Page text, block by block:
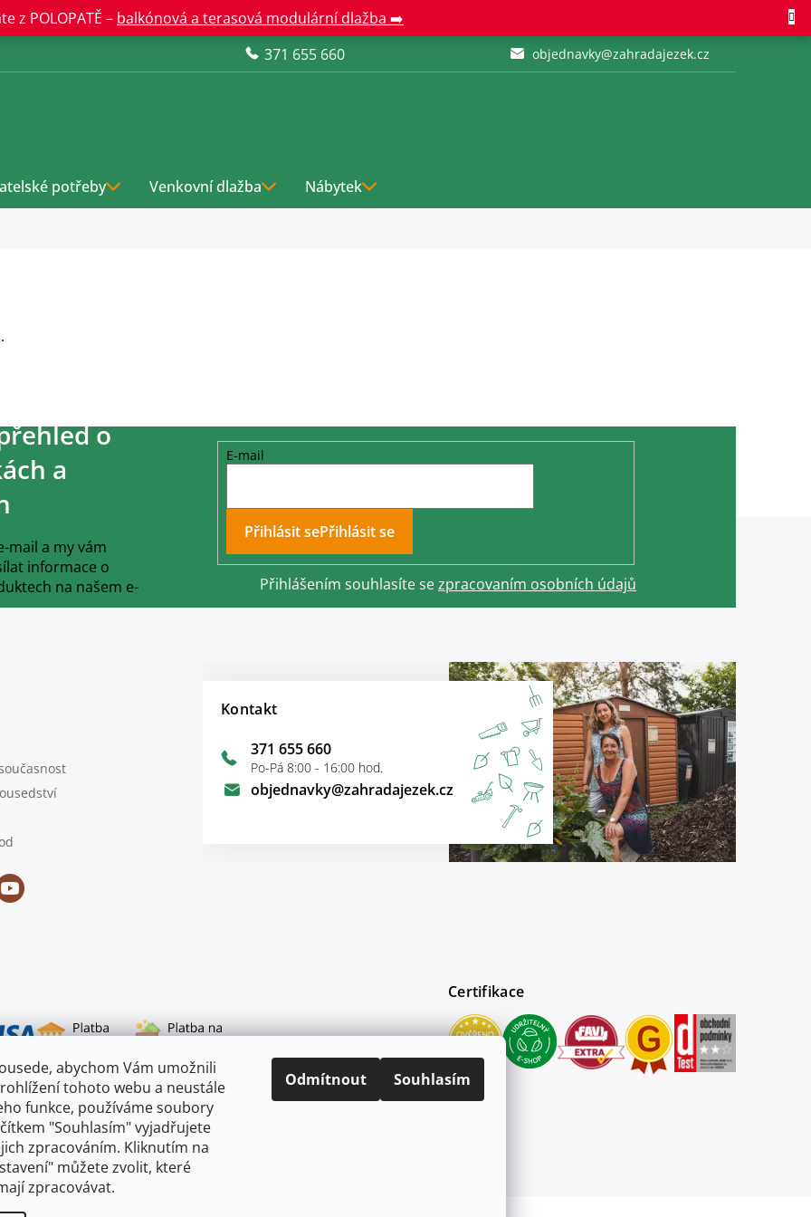
abychom Vám umožnili
tohoto webu a neustále
funkce, používáme soubory
"Souhlasím" vyjadřujete
zpracováním. Kliknutím na
můžete zvolit, které
zpracovávat.
Odmítnout Souhlasím
z POLOPATĚ – balkónová a terasová modulární dlažba ➡️
371 655 660
objednavky@zahradajezek.cz
potřeby Venkovní dlažba Nábytek
o
a
mail a my vám
informace o
na našem e-
E-mail
Přihlásit se
Přihlášením souhlasíte sezpracovaním osobních údajů
Kontakt
objednavky@zahradajezek.cz
371 655 660
Po-Pá 8:00 - 16:00 hod.
dopravy
Certifikace